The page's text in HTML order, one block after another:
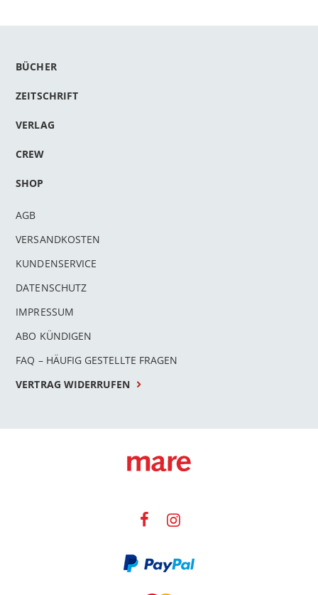
BÜCHER
ZEITSCHRIFT
VERLAG
CREW
SHOP
AGB
VERSANDKOSTEN
KUNDENSERVICE
DATENSCHUTZ
IMPRESSUM
ABO KÜNDIGEN
FAQ – HÄUFIG GESTELLTE FRAGEN
VERTRAG WIDERRUFEN